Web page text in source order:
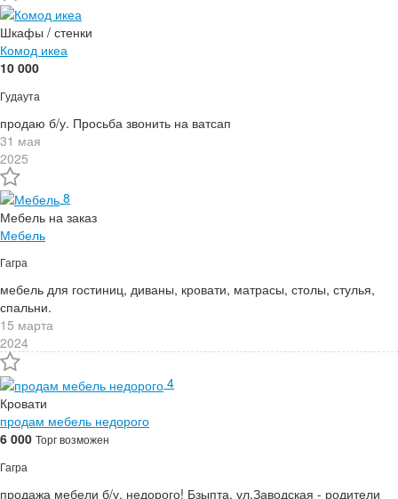
Шкафы / стенки
Комод икеа
10 000
Гудаута
продаю б/у. Просьба звонить на ватсап
31 мая
2025
8
Мебель на заказ
Мебель
Гагра
мебель для гостиниц, диваны, кровати, матрасы, столы, стулья,
спальни.
15 марта
2024
4
Кровати
продам мебель недорого
6 000 Торг возможен
Гагра
продажа мебели б/у, недорого! Бзыпта, ул.Заводская - родители